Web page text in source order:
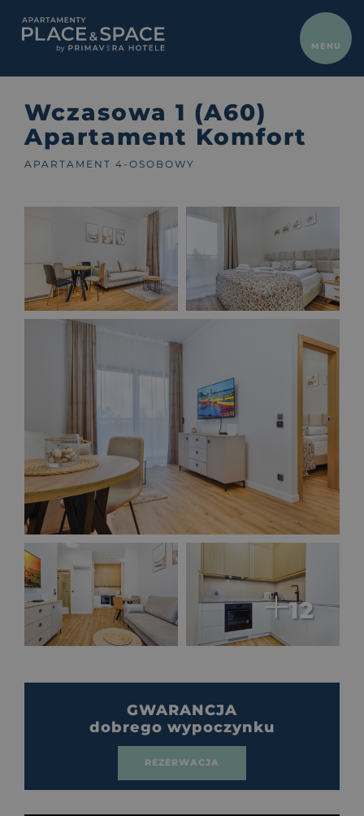
MENU
ZAMKNIJ
Apartamenty
Oferty
Dla właścicieli
Galeria
Kontakt
Gastronomia
Wczasowa 1 (A30)
Apartament Komfort Plus
APARTAMENT 4-OSOBOWY
Wczasowa 1 (A60)
Apartament Komfort
APARTAMENT 4-OSOBOWY
12
GWARANCJA
dobrego wypoczynku
REZERWACJA